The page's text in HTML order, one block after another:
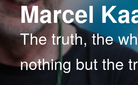
Marcel
The truth, the
nothing but the